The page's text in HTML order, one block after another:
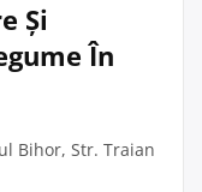
Și
În
Bihor, Str. Traian